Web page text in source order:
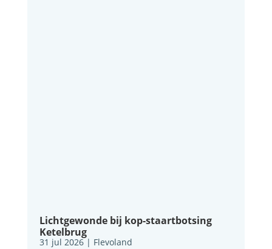
Lichtgewonde bij kop-staartbotsing
Ketelbrug
31 jul 2026| Flevoland